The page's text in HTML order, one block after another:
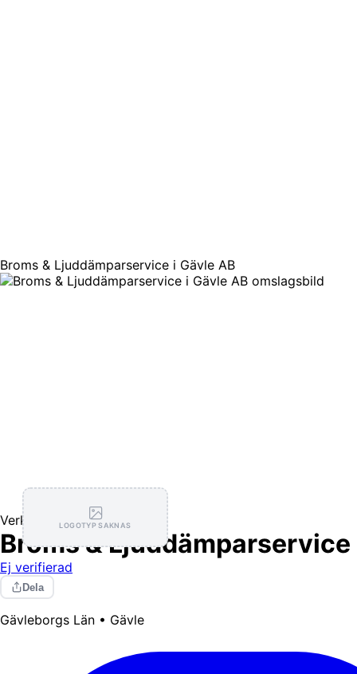
Broms & Ljuddämparservice i Gävle AB
LOGOTYP SAKNAS
Verkstäder
Broms & Ljuddämparservice
Ej verifierad
Dela
Gävleborgs Län • Gävle